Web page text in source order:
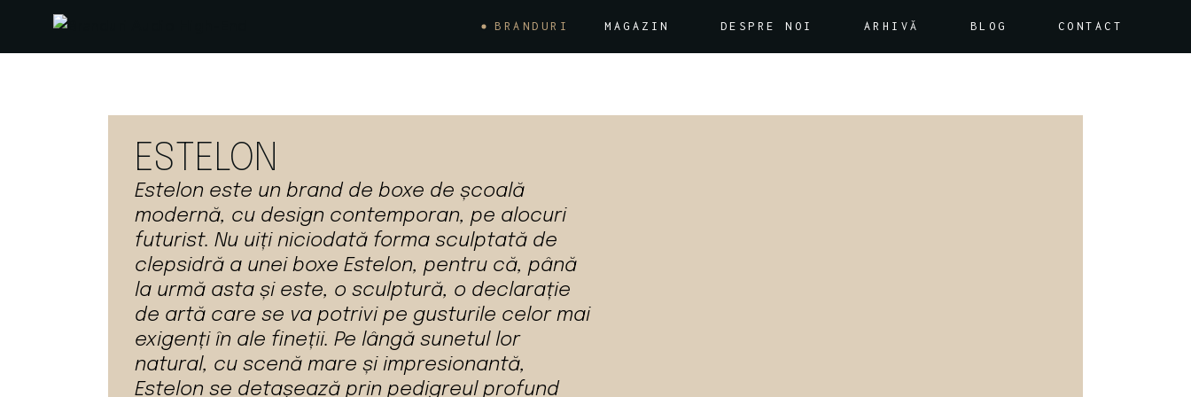
BRANDURI
Advance Paris
Quadraspire
Tara Labs
Faber’s Cabels
Transrotor
Albedo
MAGAZIN DESPRE NOI ARHIVĂ BLOG CONTACT
ESTELON
Estelon este un brand de boxe de școală
modernă, cu design contemporan, pe alocuri
futurist. Nu uiți niciodată forma sculptată de
clepsidră a unei boxe Estelon, pentru că, până
la urmă asta și este, o sculptură, o declarație
de artă care se va potrivi pe gusturile celor mai
exigenți în ale fineții. Pe lângă sunetul lor
natural, cu scenă mare și impresionantă,
Estelon se detașează prin pedigreul profund